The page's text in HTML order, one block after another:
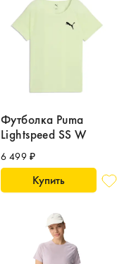
Футболка Puma
Lightspeed SS W
6 499 ₽
Купить